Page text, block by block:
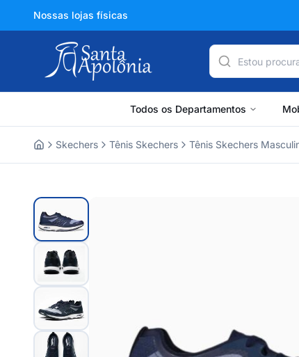
Nossas lojas físicas
Todos os Departamentos
Skechers Tênis Skechers Tênis Skechers